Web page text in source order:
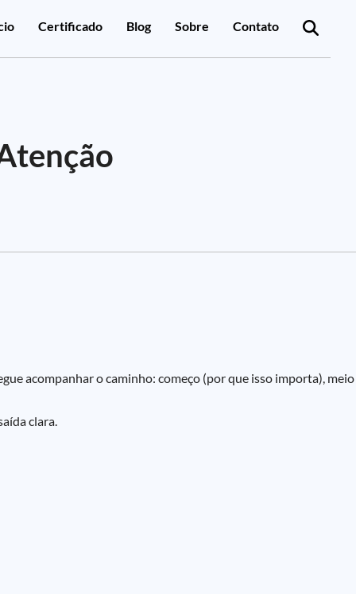
Certificado Blog Sobre Contato
acompanhar o caminho: começo (por que isso importa),
clara.